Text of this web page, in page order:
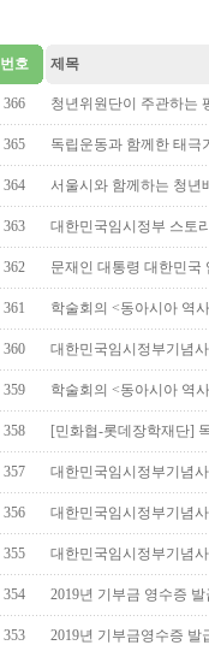
번호 제목
366 청년위원단이 주관하는
365 독립운동과 함께한 태
364 서울시와 함께하는 청년
363 대한민국임시정부 스토
362 문재인 대통령 대한민
361 학술회의 <동아시아 역
360 대한민국임시정부기념
359 학술회의 <동아시아 역
358 [민화협-롯데장학재단]
357 대한민국임시정부기념
356 대한민국임시정부기념
355 대한민국임시정부기념
354 2019년 기부금 영수증
353 2019년 기부금영수증 발